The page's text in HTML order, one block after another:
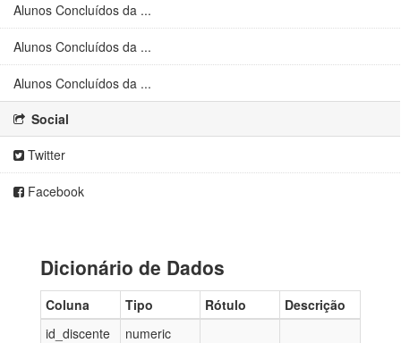
Alunos Concluídos da ...
Alunos Concluídos da ...
Alunos Concluídos da ...
Social
Twitter
Facebook
Dicionário de Dados
Coluna Tipo Rótulo
Descrição
id_discente
numeric